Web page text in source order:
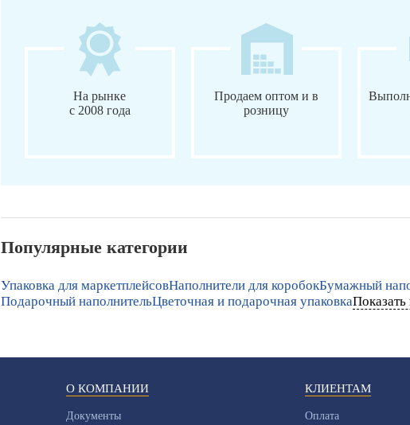
На рынке
с 2008 года
Продаем оптом и в
розницу
Популярные категории
Упаковка для маркетплейсовНаполнители для коробокБумажный
Подарочный наполнительЦветочная и подарочная упаковкаПоказать
О КОМПАНИИ
Документы
КЛИЕНТАМ
Оплата